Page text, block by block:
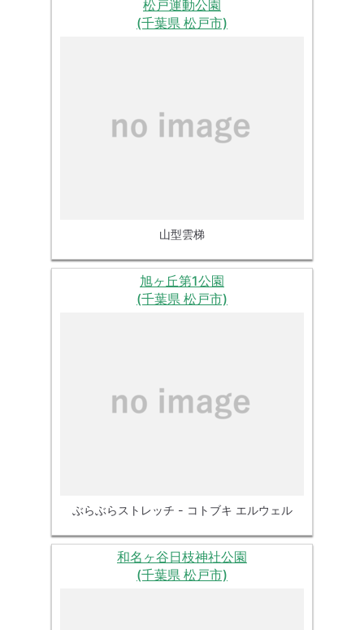
松戸運動公園
(千葉県 松戸市)
山型雲梯
旭ヶ丘第1公園
(千葉県 松戸市)
ぶらぶらストレッチ - コトブキ エルウェル
和名ヶ谷日枝神社公園
(千葉県 松戸市)